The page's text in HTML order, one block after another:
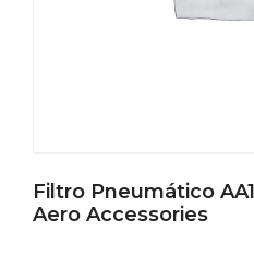
Filtro Pneumático
Aero Accessories